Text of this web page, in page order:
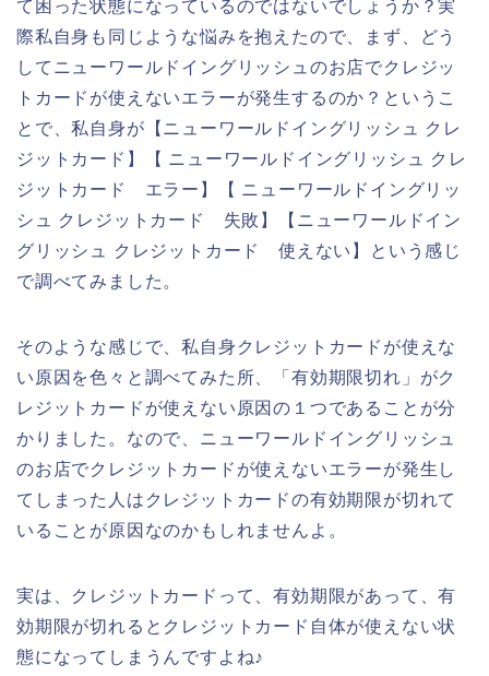
て困った状態になっているのではないでしょうか？実
際私自身も同じような悩みを抱えたので、まず、どう
してニューワールドイングリッシュのお店でクレジッ
トカードが使えないエラーが発生するのか？というこ
とで、私自身が【ニューワールドイングリッシュ クレ
ジットカード】【 ニューワールドイングリッシュ クレ
ジットカード エラー】【 ニューワールドイングリッ
シュ クレジットカード 失敗】【ニューワールドイン
グリッシュ クレジットカード 使えない】という感じ
で調べてみました。
そのような感じで、私自身クレジットカードが使えな
い原因を色々と調べてみた所、「有効期限切れ」がク
レジットカードが使えない原因の１つであることが分
かりました。なので、ニューワールドイングリッシュ
のお店でクレジットカードが使えないエラーが発生し
てしまった人はクレジットカードの有効期限が切れて
いることが原因なのかもしれませんよ。
実は、クレジットカードって、有効期限があって、有
効期限が切れるとクレジットカード自体が使えない状
態になってしまうんですよね♪